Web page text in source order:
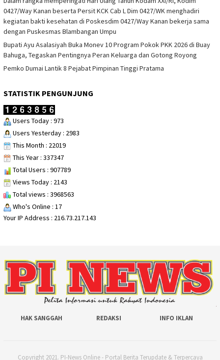
0427/Way Kanan beserta Persit KCK Cab L Dim 0427/WK menghadiri
kegiatan bakti kesehatan di Poskesdim 0427/Way Kanan bekerja sama
dengan Puskesmas Blambangan Umpu
Bupati Ayu Asalasiyah Buka Monev 10 Program Pokok PKK 2026 di Buay
Bahuga, Tegaskan Pentingnya Peran Keluarga dan Gotong Royong
Pemko Dumai Lantik 8 Pejabat Pimpinan Tinggi Pratama
STATISTIK PENGUNJUNG
Users Today : 973
Users Yesterday : 2983
This Month : 22019
This Year : 337347
Total Users : 907789
Views Today : 2143
Total views : 3968563
Who's Online : 17
Your IP Address : 216.73.217.143
HAK SANGGAH REDAKSI INFO IKLAN
Copyright 2021. PI-News Online - Portal Berita Terupdate & Terpercaya